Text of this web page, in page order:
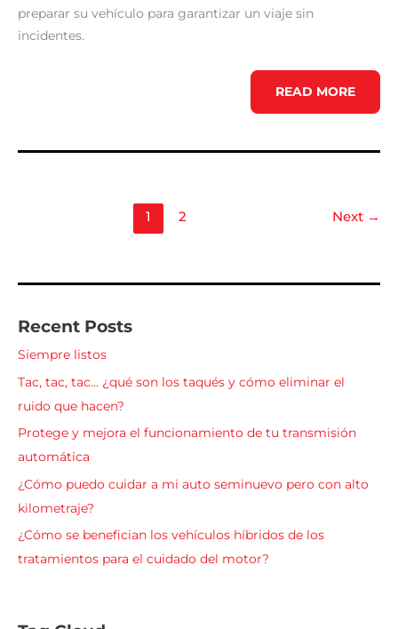
preparar su vehículo para garantizar un viaje sin
incidentes.
¿QUÉ
REVISAR
CARRO
READ MORE
1 2 Next →
Recent Posts
Siempre listos
Tac, tac, tac… ¿qué son los taqués y cómo eliminar el
ruido que hacen?
Protege y mejora el funcionamiento de tu transmisión
automática
¿Cómo puedo cuidar a mi auto seminuevo pero con alto
kilometraje?
¿Cómo se benefician los vehículos híbridos de los
tratamientos para el cuidado del motor?